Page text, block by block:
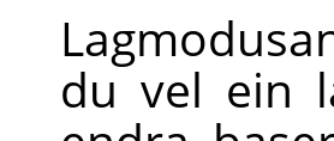
du vel ein